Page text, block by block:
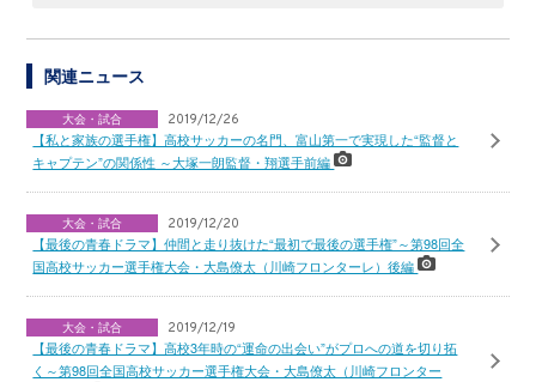
関連ニュース
大会・試合 2019/12/26
【私と家族の選手権】高校サッカーの名門、富山第一で実現した“監督と
キャプテン”の関係性 ～大塚一朗監督・翔選手前編
大会・試合 2019/12/20
【最後の青春ドラマ】仲間と走り抜けた“最初で最後の選手権”～第98回全
国高校サッカー選手権大会・大島僚太（川崎フロンターレ）後編
大会・試合 2019/12/19
【最後の青春ドラマ】高校3年時の“運命の出会い”がプロへの道を切り拓
く～第98回全国高校サッカー選手権大会・大島僚太（川崎フロンター